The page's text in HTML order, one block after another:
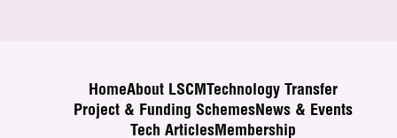
HomeAbout LSCM
Technology Transfer
Project & Funding SchemesNews & Events
Tech ArticlesMembership